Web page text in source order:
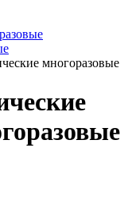
многоразовые